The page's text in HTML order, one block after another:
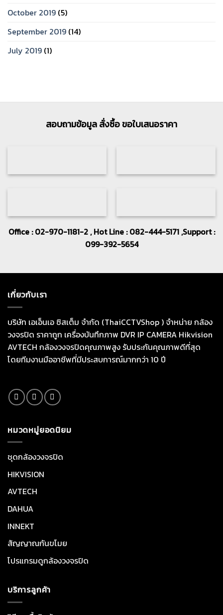
October 2019 (5)
September 2019 (14)
July 2019 (1)
สอบถามข้อมูล สั่งซื้อ ขอใบเสนอราคา
Office : 02-970-1181-2 , Hot Line : 082-444-5171 ,Support :
099-392-5654
เกี่ยวกับเรา
บริษัท เอเอ็นเอ ซิสเต็ม จำกัด (ThaiCCTVShop ) จำหน่าย กล้อง
วงจรปิด ราคาถูก เครื่องบันทึกภาพ DVR IP CAMERA Hikvision
AVTECH กล้องวงจรปิดคุณภาพสูง รับประกันคุณภาพดีที่สุด
โดยทีมงานมืออาชีพที่มีประสบการณ์มากกว่า 10 ปี
หมวดหมู่ยอดนิยม
ชุดกล้องวงจรปิด
HIKVISION
AVTECH
DAHUA
INNEKT
สัญญาณกันขโมย
โปรแกรมดูกล้องวงจรปิด
บริการลูกค้า